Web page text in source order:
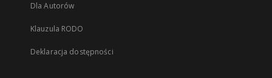
Dla Autorów
Klauzula RODO
Deklaracja dostępności